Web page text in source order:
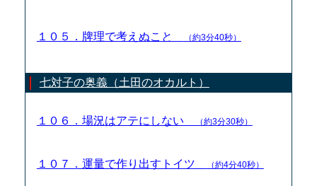
１０５．牌理で考えぬこと （約3分40秒）
七対子の奥義（土田のオカルト）
１０６．場況はアテにしない （約3分30秒）
１０７．運量で作り出すトイツ （約4分40秒）